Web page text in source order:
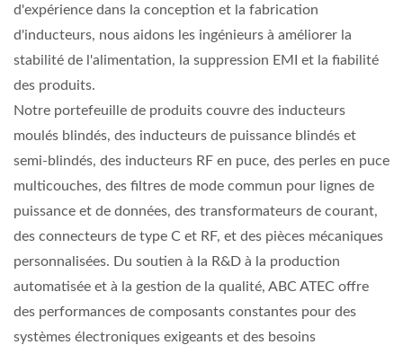
d'expérience dans la conception et la fabrication
d'inducteurs, nous aidons les ingénieurs à améliorer la
stabilité de l'alimentation, la suppression EMI et la fiabilité
des produits.
Notre portefeuille de produits couvre des inducteurs
moulés blindés, des inducteurs de puissance blindés et
semi-blindés, des inducteurs RF en puce, des perles en puce
multicouches, des filtres de mode commun pour lignes de
puissance et de données, des transformateurs de courant,
des connecteurs de type C et RF, et des pièces mécaniques
personnalisées. Du soutien à la R&D à la production
automatisée et à la gestion de la qualité, ABC ATEC offre
des performances de composants constantes pour des
systèmes électroniques exigeants et des besoins